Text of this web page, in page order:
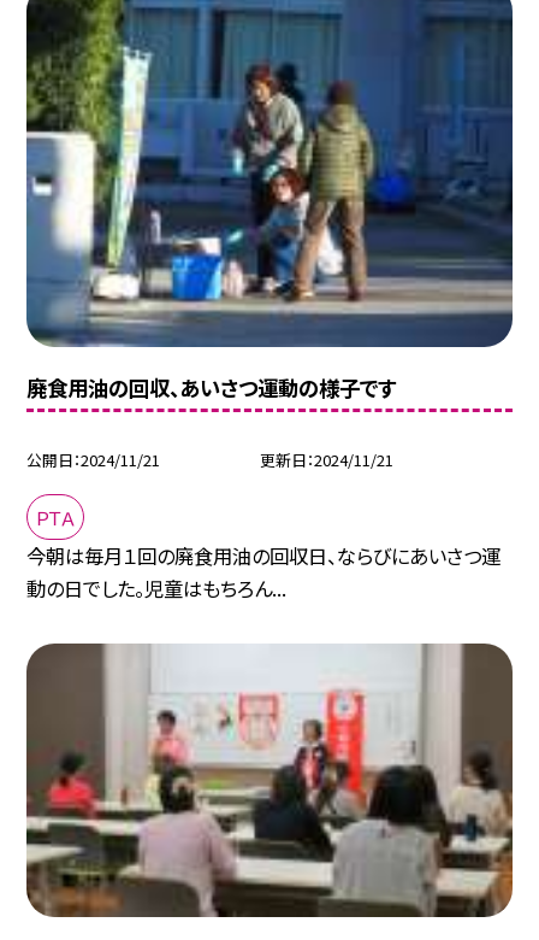
廃食用油の回収、あいさつ運動の様子です
公開日 2024/11/21 更新日 2024/11/21
ＰＴＡ
今朝は毎月１回の廃食用油の回収日、ならびにあいさつ運
動の日でした。児童はもちろん...